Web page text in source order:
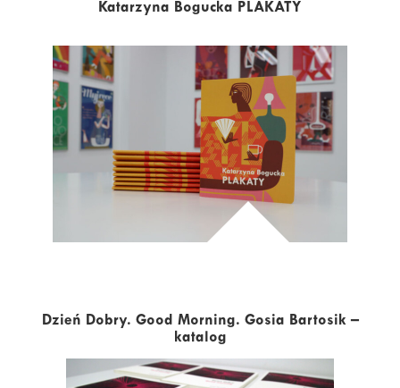
Katarzyna Bogucka PLAKATY
Dzień Dobry. Good Morning. Gosia Bartosik –
katalog